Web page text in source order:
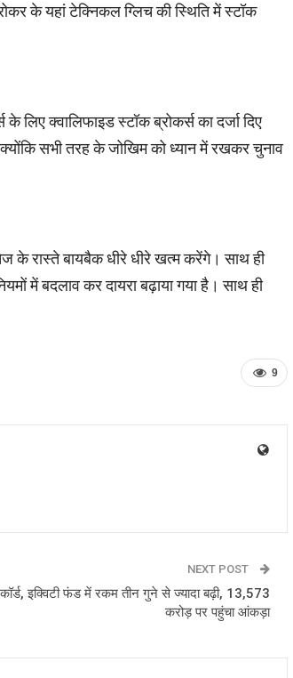
के यहां टेक्निकल ग्लिच की स्थिति में स्टॉक
लिए क्वालिफाइड स्टॉक ब्रोकर्स का दर्जा दिए
सभी तरह के जोखिम को ध्यान में रखकर चुनाव
के रास्ते बायबैक धीरे धीरे खत्म करेंगे। साथ ही
में बदलाव कर दायरा बढ़ाया गया है। साथ ही
9
NEXT POST
इक्विटी फंड में रकम तीन गुने से ज्यादा बढ़ी, 13,573
करोड़ पर पहुंचा आंकड़ा